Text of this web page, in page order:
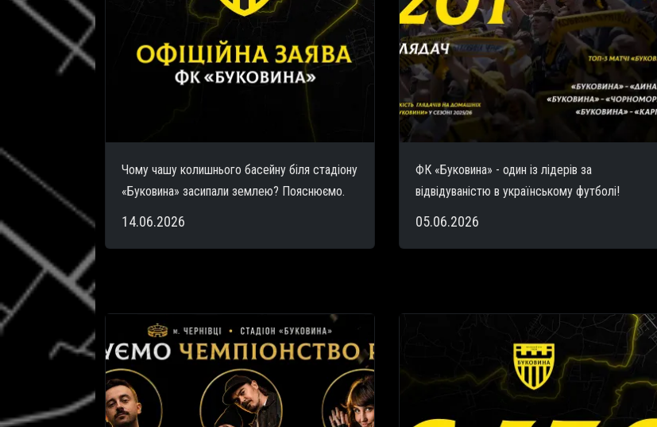
Чому чашу колишнього басейну біля стадіону
«Буковина» засипали землею? Пояснюємо.
14.06.2026
ФК «Буковина» - один із лідерів за
відвідуваністю в українському футболі!
05.06.2026